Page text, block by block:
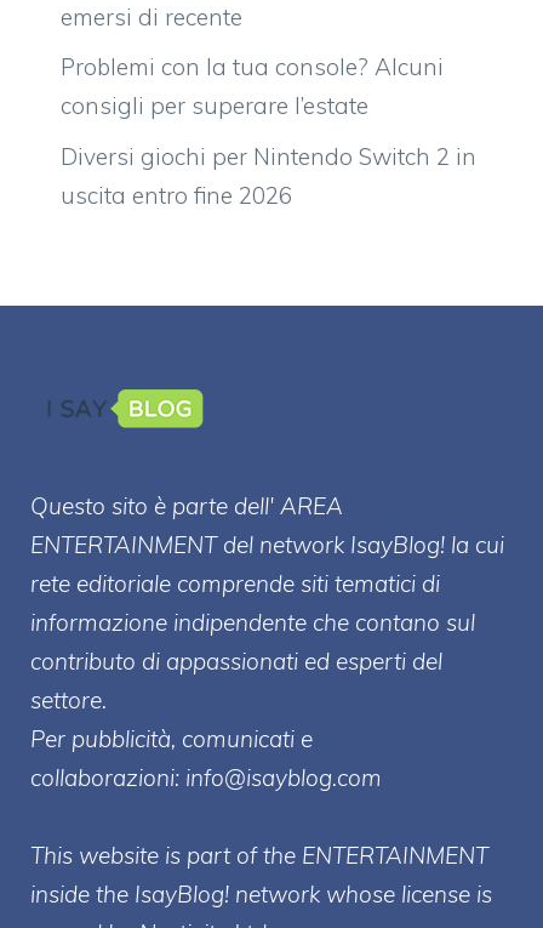
emersi di recente
Problemi con la tua console? Alcuni
consigli per superare l’estate
Diversi giochi per Nintendo Switch 2 in
uscita entro fine 2026
Questo sito è parte dell' AREA
ENTERTAINMENT del network IsayBlog! la cui
rete editoriale comprende siti tematici di
informazione indipendente che contano sul
contributo di appassionati ed esperti del
settore.
Per pubblicità, comunicati e
collaborazioni: info@isayblog.com
This website is part of the ENTERTAINMENT
inside the IsayBlog! network whose license is